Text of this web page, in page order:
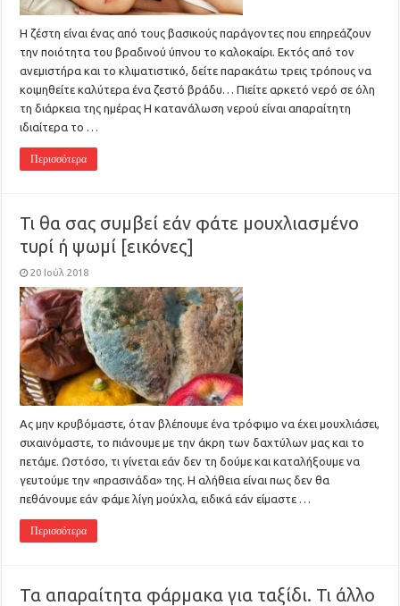
Η ζέστη είναι ένας από τους βασικούς παράγοντες που επηρεάζουν
την ποιότητα του βραδινού ύπνου το καλοκαίρι. Εκτός από τον
ανεμιστήρα και το κλιματιστικό, δείτε παρακάτω τρεις τρόπους να
κοιμηθείτε καλύτερα ένα ζεστό βράδυ… Πιείτε αρκετό νερό σε όλη
τη διάρκεια της ημέρας Η κατανάλωση νερού είναι απαραίτητη
ιδιαίτερα το …
Περισσότερα
Τι θα σας συμβεί εάν φάτε μουχλιασμένο
τυρί ή ψωμί [εικόνες]
20 Ιούλ 2018
Ας μην κρυβόμαστε, όταν βλέπουμε ένα τρόφιμο να έχει μουχλιάσει,
σιχαινόμαστε, το πιάνουμε με την άκρη των δαχτύλων μας και το
πετάμε. Ωστόσο, τι γίνεται εάν δεν τη δούμε και καταλήξουμε να
γευτούμε την «πρασινάδα» της. Η αλήθεια είναι πως δεν θα
πεθάνουμε εάν φάμε λίγη μούχλα, ειδικά εάν είμαστε …
Περισσότερα
Τα απαραίτητα φάρμακα για ταξίδι. Τι άλλο